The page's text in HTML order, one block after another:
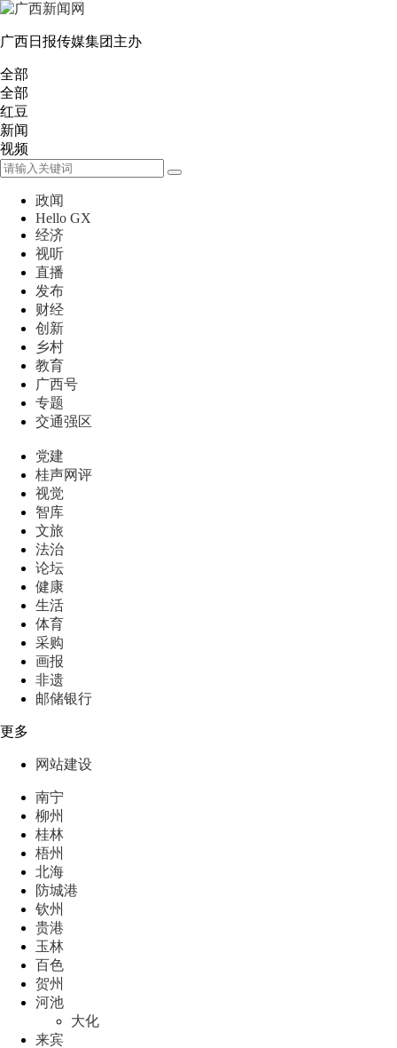
广西日报传媒集团主办
全部
全部
红豆
新闻
视频
政闻
Hello GX
经济
视听
直播
发布
财经
创新
乡村
教育
广西号
专题
交通强区
党建
桂声网评
视觉
智库
文旅
法治
论坛
健康
生活
体育
采购
画报
非遗
邮储银行
更多
网站建设
南宁
柳州
桂林
梧州
北海
防城港
钦州
贵港
玉林
百色
贺州
河池
大化
来宾